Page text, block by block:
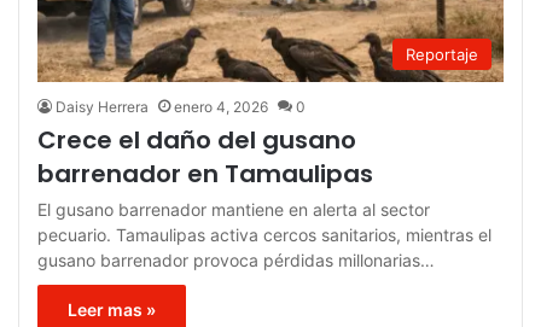
Reportaje
Daisy Herrera enero 4, 2026 0
Crece el daño del gusano
barrenador en Tamaulipas
El gusano barrenador mantiene en alerta al sector
pecuario. Tamaulipas activa cercos sanitarios, mientras el
gusano barrenador provoca pérdidas millonarias…
Leer mas »